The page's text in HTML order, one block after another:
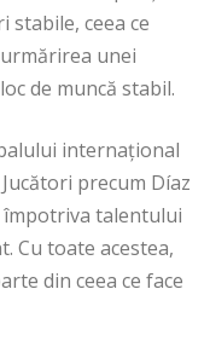
stabile, ceea ce
unei
de muncă stabil.
internațional
precum Díaz
împotriva talentului
Cu toate acestea,
din ceea ce face